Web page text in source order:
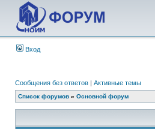
Вход
Сообщения без ответов | Активные темы
Список форумов » Основной форум